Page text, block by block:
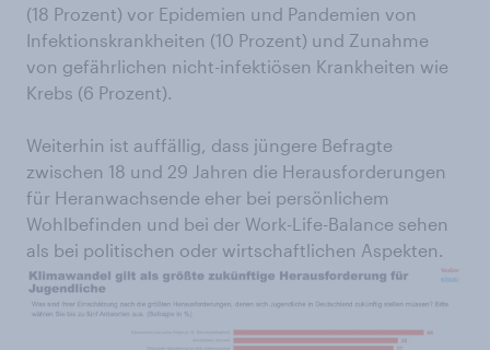
(18 Prozent) vor Epidemien und Pandemien von
Infektionskrankheiten (10 Prozent) und Zunahme
von gefährlichen nicht-infektiösen Krankheiten wie
Krebs (6 Prozent).
Weiterhin ist auffällig, dass jüngere Befragte
zwischen 18 und 29 Jahren die Herausforderungen
für Heranwachsende eher bei persönlichem
Wohlbefinden und bei der Work-Life-Balance sehen
als bei politischen oder wirtschaftlichen Aspekten.